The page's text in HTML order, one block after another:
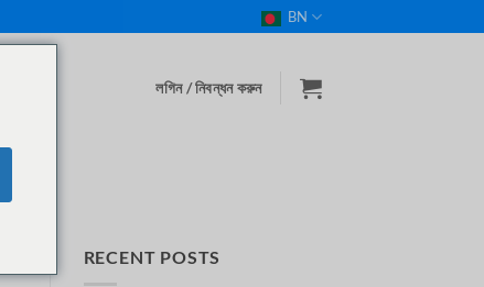
BN
লগিন / নিবন্ধন করুন
RECENT POSTS